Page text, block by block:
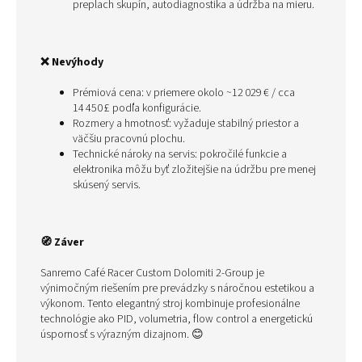
preplach skupín, autodiagnostika a údržba na mieru.
❌ Nevýhody
Prémiová cena: v priemere okolo ~12 029 € / cca
14 450 £ podľa konfigurácie.
Rozmery a hmotnosť: vyžaduje stabilný priestor a
väčšiu pracovnú plochu.
Technické nároky na servis: pokročilé funkcie a
elektronika môžu byť zložitejšie na údržbu pre menej
skúsený servis.
🧭 Záver
Sanremo Café Racer Custom Dolomiti 2‑Group je
výnimočným riešením pre prevádzky s náročnou estetikou a
výkonom. Tento elegantný stroj kombinuje profesionálne
technológie ako PID, volumetria, flow control a energetickú
úspornosť s výrazným dizajnom. 😊